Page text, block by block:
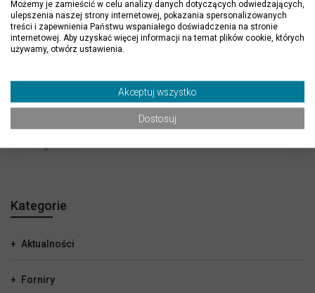
120x60x0,9 cm
69,00 zł 119,00 zł
Kategorie
Aktualności
Forniry
Możemy je zamieścić w celu analizy danych dotyczących odwiedzających,
ulepszenia naszej strony internetowej, pokazania spersonalizowanych
treści i zapewnienia Państwu wspaniałego doświadczenia na stronie
internetowej. Aby uzyskać więcej informacji na temat plików cookie, których
używamy, otwórz ustawienia.
Akceptuj wszystko
Dostosuj